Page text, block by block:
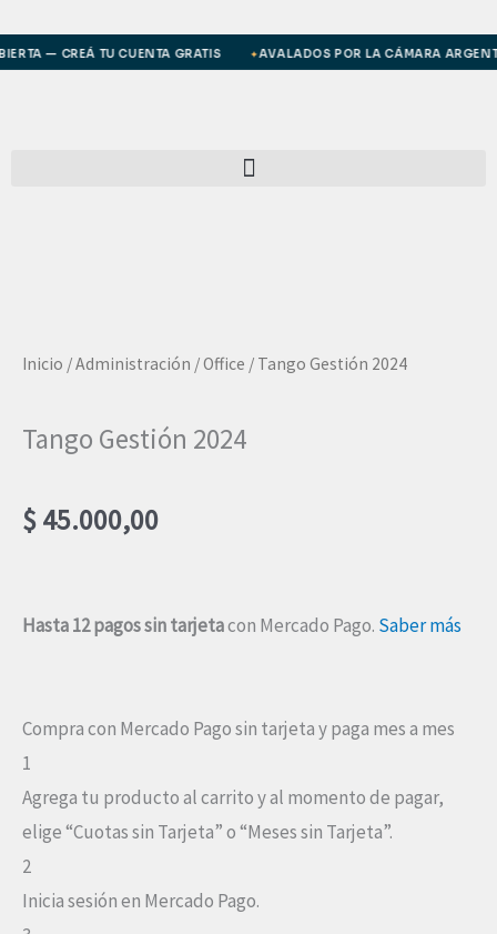
al
— CREÁ TU CUENTA GRATIS ✦AVALADOS POR LA CÁMARA
Inicio /Administración / Office / Tango Gestión 2024
Tango Gestión 2024
$45.000,00
Hasta 12 pagos sin tarjetacon Mercado Pago. Saber más
Compra con Mercado Pago sin tarjeta y paga mes a mes
1
Agrega tu producto al carrito y al momento de pagar,
elige “Cuotas sin Tarjeta” o “Meses sin Tarjeta”.
2
Inicia sesión en Mercado Pago.
Gestión